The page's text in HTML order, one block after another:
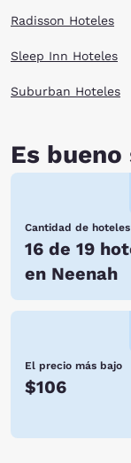
Radisson Hoteles
Sleep Inn Hoteles
Suburban Hoteles
Es
Cantidad de hoteles
16 de 19
en Neenah
El precio más bajo
$106